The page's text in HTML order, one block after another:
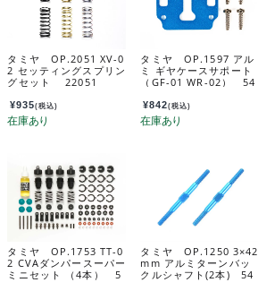
タミヤ OP.2051 XV-0
2 セッティングスプリン
グセット 22051
¥935(税込)
タミヤ OP.1597 アル
ミ ギヤケースサポート
（GF-01 WR-02） 54
¥842(税込)
タミヤ OP.1753 TT-0
2 CVAダンパースーパー
ミニセット （4本） 5
タミヤ OP.1250 3×42
mm アルミターンバッ
クルシャフト(2本) 54